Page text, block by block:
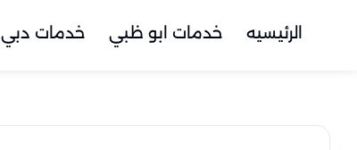
الرئيسيه خدمات ابو ظبي خدمات دبي